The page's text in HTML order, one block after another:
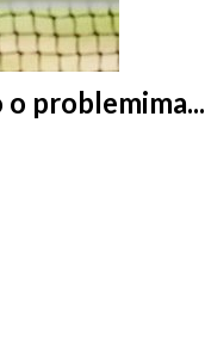
problemima...